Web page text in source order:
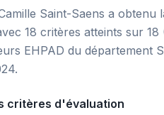
Saint-Saens a
18 critères atteints sur
EHPAD du département
critères d'évaluation